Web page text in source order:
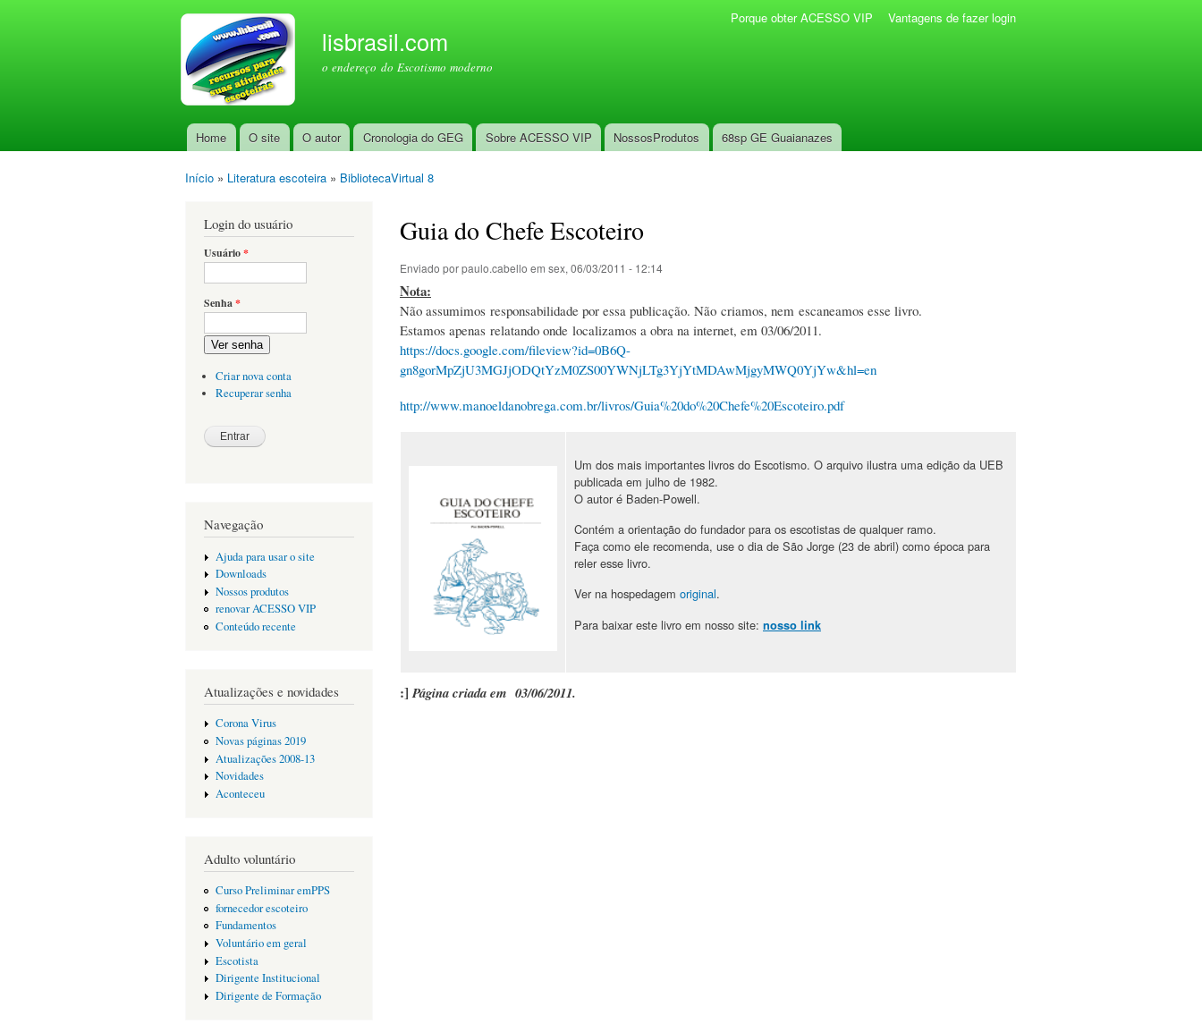
lisbrasil.com
o endereço do Escotismo moderno
Menu principal
Home O site O autor Cronologia do GEG Sobre ACESSO VIP NossosProdutos 68sp GE Guaianazes
Porque obter ACESSO VIP Vantagens de fazer login
Início » Literatura escoteira » BibliotecaVirtual 8
Login do usuário
Usuário*
Senha*
Ver senha
Criar nova conta
Recuperar senha
Navegação
Ajuda para usar o site
Downloads
Nossos produtos
renovar ACESSO VIP
Conteúdo recente
Atualizações e novidades
Corona Virus
Novas páginas 2019
Atualizações 2008-13
Novidades
Aconteceu
Adulto voluntário
Curso Preliminar emPPS
fornecedor escoteiro
Fundamentos
Voluntário em geral
Escotista
Dirigente Institucional
Dirigente de Formação
Guia do Chefe Escoteiro
Enviado porpaulo.cabello em sex, 06/03/2011 - 12:14
Nota:
Não assumimos responsabilidade por essa publicação. Não criamos, nem escaneamos esse livro.
Estamos apenas relatando onde localizamos a obra na internet, em 03/06/2011.
https://docs.google.com/fileview?id=0B6Q-
gn8gorMpZjU3MGJjODQtYzM0ZS00YWNjLTg3YjYtMDAwMjgyMWQ0YjYw&hl=en
http://www.manoeldanobrega.com.br/livros/Guia%20do%20Chefe%20Escoteiro.pdf
Um dos mais importantes livros do Escotismo. O arquivo ilustra uma edição da UEB
publicada em julho de 1982.
O autor é Baden-Powell.
Contém a orientação do fundador para os escotistas de qualquer ramo.
Faça como ele recomenda, use o dia de São Jorge (23 de abril) como época para
reler esse livro.
Ver na hospedagem original.
Para baixar este livro em nosso site: nosso link
:]Página criada em 03/06/2011.